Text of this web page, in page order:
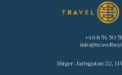
+46 8 54 50
Birger Jarlsgatan 22,